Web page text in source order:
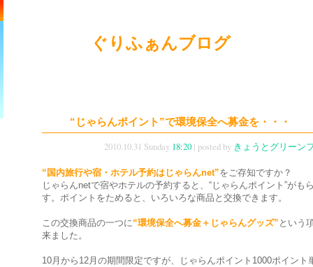
ぐりふぁんブログ
“じゃらんポイント”で環境保全へ募金を・・・
2010.10.31 Sunday 18:20 | posted by きょうとグリーン
“国内旅行や宿・ホテル予約はじゃらんnet”をご存知ですか？
じゃらんnetで宿やホテルの予約すると、“じゃらんポイント”がも
す。ポイントをためると、いろいろな商品と交換できます。
この交換商品の一つに“環境保全へ募金＋じゃらんグッズ” という
来ました。
10月から12月の期間限定ですが、じゃらんポイント1000ポイント